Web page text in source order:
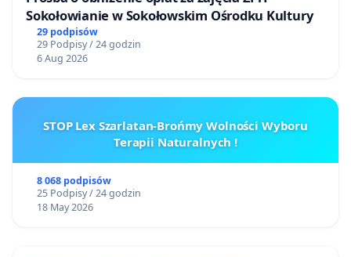
Sokołowianie w Sokołowskim Ośrodku Kultury
29 podpisów
29 Podpisy / 24 godzin
6 Aug 2026
STOP Lex Szarlatan-Brońmy Wolności Wyboru
Terapii Naturalnych !
8 068 podpisów
25 Podpisy / 24 godzin
18 May 2026